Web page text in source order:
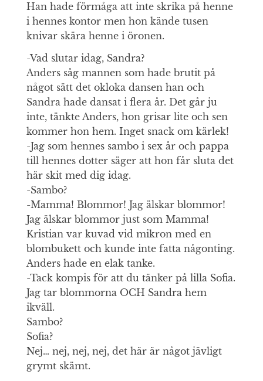
Han hade förmåga att inte skrika på henne
i hennes kontor men hon kände tusen
knivar skära henne i öronen.
-Vad slutar idag, Sandra?
Anders såg mannen som hade brutit på
något sätt det okloka dansen han och
Sandra hade dansat i flera år. Det går ju
inte, tänkte Anders, hon grisar lite och sen
kommer hon hem. Inget snack om kärlek!
-Jag som hennes sambo i sex år och pappa
till hennes dotter säger att hon får sluta det
här skit med dig idag.
-Sambo?
-Mamma! Blommor! Jag älskar blommor!
Jag älskar blommor just som Mamma!
Kristian var kuvad vid mikron med en
blombukett och kunde inte fatta någonting.
Anders hade en elak tanke.
-Tack kompis för att du tänker på lilla Sofia.
Jag tar blommorna OCH Sandra hem
ikväll.
Sambo?
Sofia?
Nej… nej, nej, nej, det här är något jävligt
grymt skämt.